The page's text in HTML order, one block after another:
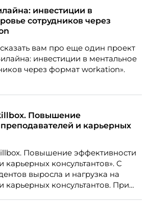
инвестиции в
сотрудников через
вам про еще один проект
инвестиции в ментальное
через формат workation».
Повышение
и карьерных
Повышение эффективности
карьерных консультантов». С
выросла и нагрузка на
карьерных консультантов. При